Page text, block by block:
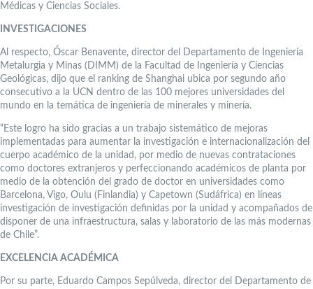
Médicas y Ciencias Sociales.
INVESTIGACIONES
Al respecto, Óscar Benavente, director del Departamento de Ingeniería
Metalurgia y Minas (DIMM) de la Facultad de Ingeniería y Ciencias
Geológicas, dijo que el ranking de Shanghai ubica por segundo año
consecutivo a la UCN dentro de las 100 mejores universidades del
mundo en la temática de ingeniería de minerales y minería.
“Este logro ha sido gracias a un trabajo sistemático de mejoras
implementadas para aumentar la investigación e internacionalización del
cuerpo académico de la unidad, por medio de nuevas contrataciones
como doctores extranjeros y perfeccionando académicos de planta por
medio de la obtención del grado de doctor en universidades como
Barcelona, Vigo, Oulu (Finlandia) y Capetown (Sudáfrica) en líneas
investigación de investigación definidas por la unidad y acompañados de
disponer de una infraestructura, salas y laboratorio de las más modernas
de Chile”.
EXCELENCIA ACADÉMICA
Por su parte, Eduardo Campos Sepúlveda, director del Departamento de